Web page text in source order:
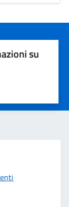
su
5 stelle su 5
su 5
su 5
5